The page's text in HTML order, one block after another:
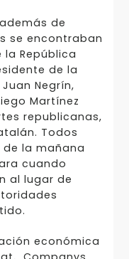
de
se encontraban
República
de la
Negrín,
Martínez
republicanas,
Todos
la mañana
cuando
al lugar de
económica